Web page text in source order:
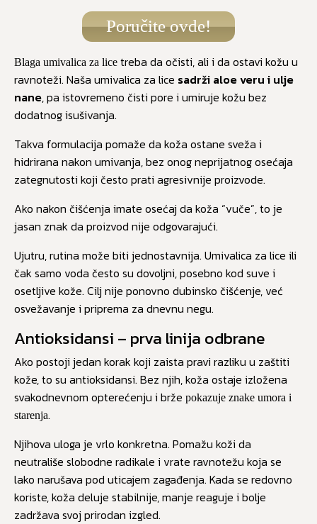
Poručite ovde!
Blaga umivalica za lice treba da očisti, ali i da ostavi kožu u
ravnoteži. Naša umivalica za lice sadrži aloe veru i ulje
nane, pa istovremeno čisti pore i umiruje kožu bez
dodatnog isušivanja.
Takva formulacija pomaže da koža ostane sveža i
hidrirana nakon umivanja, bez onog neprijatnog osećaja
zategnutosti koji često prati agresivnije proizvode.
Ako nakon čišćenja imate osećaj da koža “vuče”, to je
jasan znak da proizvod nije odgovarajući.
Ujutru, rutina može biti jednostavnija. Umivalica za lice ili
čak samo voda često su dovoljni, posebno kod suve i
osetljive kože. Cilj nije ponovno dubinsko čišćenje, već
osvežavanje i priprema za dnevnu negu.
Antioksidansi – prva linija odbrane
Ako postoji jedan korak koji zaista pravi razliku u zaštiti
kože, to su antioksidansi. Bez njih, koža ostaje izložena
svakodnevnom opterećenju i brže pokazuje znake umora i
starenja.
Njihova uloga je vrlo konkretna. Pomažu koži da
neutrališe slobodne radikale i vrate ravnotežu koja se
lako narušava pod uticajem zagađenja. Kada se redovno
koriste, koža deluje stabilnije, manje reaguje i bolje
zadržava svoj prirodan izgled.